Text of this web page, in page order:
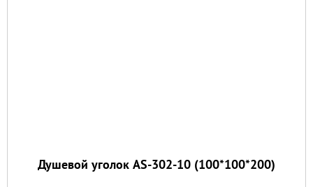
Душевой уголок AS-302-10 (100*100*200)